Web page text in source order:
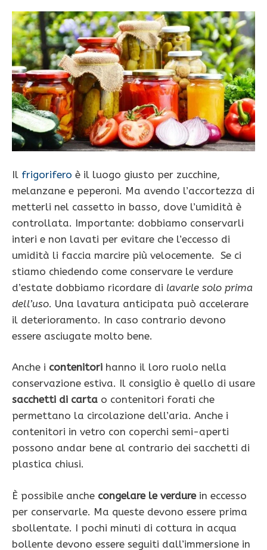
Il frigorifero è il luogo giusto per zucchine,
melanzane e peperoni. Ma avendo l’accortezza di
metterli nel cassetto in basso, dove l’umidità è
controllata. Importante: dobbiamo conservarli
interi e non lavati per evitare che l’eccesso di
umidità li faccia marcire più velocemente. Se ci
stiamo chiedendo come conservare le verdure
d’estate dobbiamo ricordare di lavarle solo prima
dell’uso. Una lavatura anticipata può accelerare
il deterioramento. In caso contrario devono
essere asciugate molto bene.
Anche i contenitori hanno il loro ruolo nella
conservazione estiva. Il consiglio è quello di usare
sacchetti di carta o contenitori forati che
permettano la circolazione dell’aria. Anche i
contenitori in vetro con coperchi semi-aperti
possono andar bene al contrario dei sacchetti di
plastica chiusi.
È possibile anche congelare le verdurein eccesso
per conservarle. Ma queste devono essere prima
sbollentate. I pochi minuti di cottura in acqua
bollente devono essere seguiti dall’immersione in